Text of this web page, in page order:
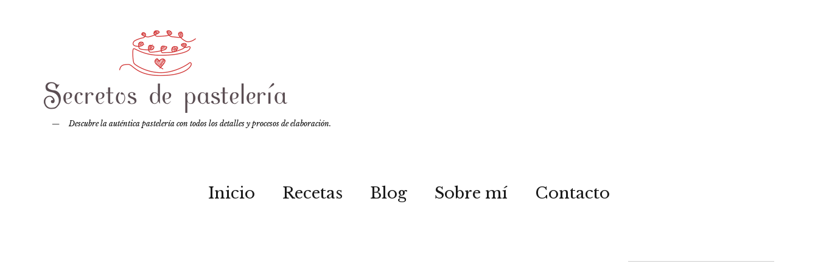
Descubre la auténtica pastelería con todos los detalles y procesos de elaboración.
Inicio Recetas Blog Sobre mí Contacto